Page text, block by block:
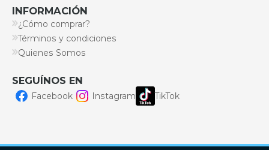
INFORMACIÓN
¿Cómo comprar?
Términos y condiciones
Quienes Somos
SEGUÍNOS EN
Facebook Instagram TikTok